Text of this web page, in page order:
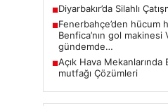
■Diyarbakır’da Silahlı
■Fenerbahçe’den hücum
Benfica’nın gol makinesi
gündemde…
■Açık Hava
mutfağı Çözümleri